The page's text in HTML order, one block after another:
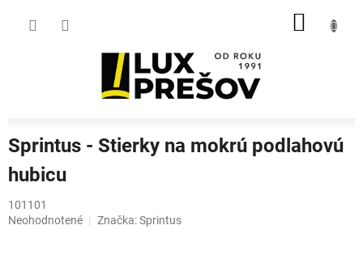
Sprintus - Stierky na mokrú podlahovú
hubicu
101101
Priemerné
Neohodnotené Značka:Sprintus